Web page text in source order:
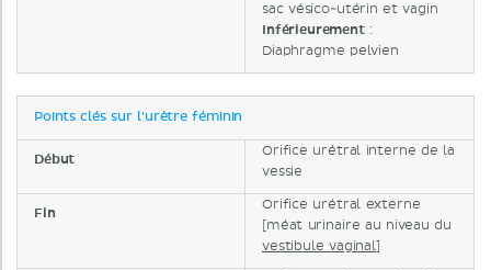
sac vésico-utérin et vagin
Inférieurement:
Diaphragme pelvien
Points clés sur l'urètre féminin
Début
Orifice urétral interne de la
vessie
Fin
Orifice urétral externe
[méat urinaire au niveau du
vestibule vaginal]